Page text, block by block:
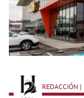
REDACCIÓN